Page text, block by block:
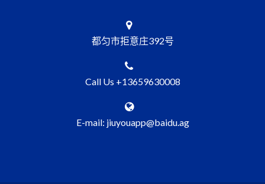
都匀市拒意庄392号
Call Us +13659630008
E-mail: jiuyouapp@baidu.ag